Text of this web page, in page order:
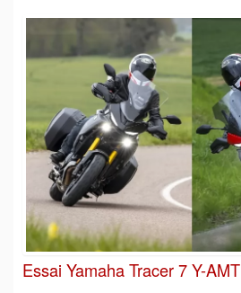
Essai Yamaha Tracer 7 Y-AMT